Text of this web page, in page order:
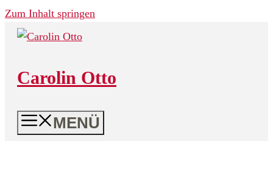
Zum Inhalt springen
Carolin Otto
MENÜ